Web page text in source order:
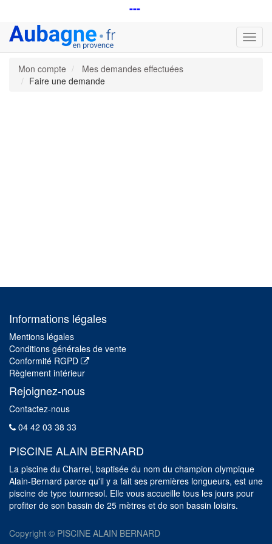
---
la
Mon compte
Mes demandes effectuées
Faire une demande
Informations légales
Mentions légales
Conditions générales de vente
Conformité RGPD
Règlement intérieur
Rejoignez-nous
Contactez-nous
04 42 03 38 33
PISCINE ALAIN BERNARD
La piscine du Charrel, baptisée du nom du champion olympique
Alain-Bernard parce qu'il y a fait ses premières longueurs, est une
piscine de type tournesol. Elle vous accueille tous les jours pour
profiter de son bassin de 25 mètres et de son bassin loisirs.
Copyright © PISCINE ALAIN BERNARD